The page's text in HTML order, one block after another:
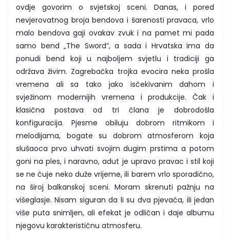
ovdje govorim o svjetskoj sceni. Danas, i pored
nevjerovatnog broja bendova i šarenosti pravaca, vrlo
malo bendova gaji ovakav zvuk i na pamet mi pada
samo bend „The Sword“, a sada i Hrvatska ima da
ponudi bend koji u najboljem svjetlu i tradiciji ga
održava živim. Zagrebačka trojka evocira neka prošla
vremena ali sa tako jako isčekivanim dahom i
svježinom modernijih vremena i produkcije. Čak i
klasična postava od tri člana je dobrodošla
konfiguracija. Pjesme obiluju dobrom ritmikom i
melodijama, bogate su dobrom atmosferom koja
slušaoca prvo uhvati svojim dugim prstima a potom
goni na ples, i naravno, adut je upravo pravac i stil koji
se ne čuje neko duže vrijeme, ili barem vrlo sporadično,
na široj balkanskoj sceni. Moram skrenuti pažnju na
višeglasje. Nisam siguran da li su dva pjevača, ili jedan
više puta snimljen, ali efekat je odličan i daje albumu
njegovu karakterističnu atmosferu.